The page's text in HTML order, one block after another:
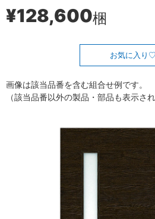
¥128,600梱
お気に入り
画像は該当品番を含む組合せ例です。
（該当品番以外の製品・部品も表示さ